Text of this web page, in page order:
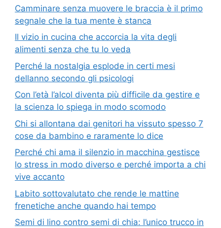
Camminare senza muovere le braccia è il primo
segnale che la tua mente è stanca
Il vizio in cucina che accorcia la vita degli
alimenti senza che tu lo veda
Perché la nostalgia esplode in certi mesi
dellanno secondo gli psicologi
Con l’età l’alcol diventa più difficile da gestire e
la scienza lo spiega in modo scomodo
Chi si allontana dai genitori ha vissuto spesso 7
cose da bambino e raramente lo dice
Perché chi ama il silenzio in macchina gestisce
lo stress in modo diverso e perché importa a chi
vive accanto
Labito sottovalutato che rende le mattine
frenetiche anche quando hai tempo
Semi di lino contro semi di chia: l’unico trucco in